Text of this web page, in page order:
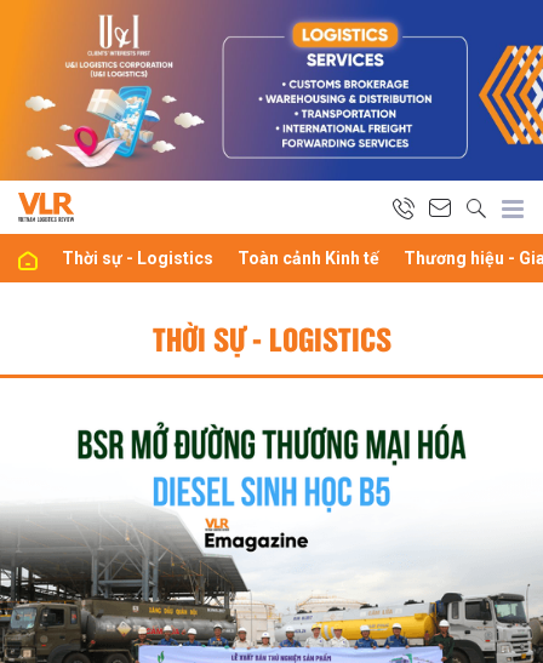
Thời sự - Logistics Toàn cảnh Kinh tế Thương hiệu -
THỜI SỰ - LOGISTICS